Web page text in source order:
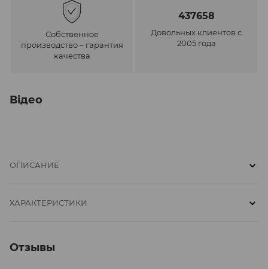
Собственное
производство – гарантия
качества
437658
Довольных клиентов с
2005 года
Відео
ОПИСАНИЕ
ХАРАКТЕРИСТИКИ
Отзывы